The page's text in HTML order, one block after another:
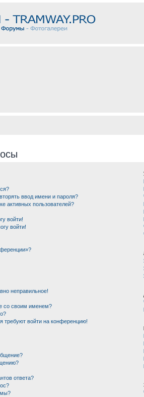
ввод имени и пароля?
активных пользователей?
войти!
войти!
неправильное!
со своим именем?
требуют войти на конференцию!
ответа?